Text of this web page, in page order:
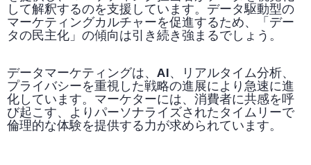
して解釈するのを支援しています。データ駆動型の
マーケティングカルチャーを促進するため、「デー
タの民主化」の傾向は引き続き強まるでしょう。
データマーケティングは、AI、リアルタイム分析、
プライバシーを重視した戦略の進展により急速に進
化しています。マーケターには、消費者に共感を呼
び起こす、よりパーソナライズされたタイムリーで
倫理的な体験を提供する力が求められています。